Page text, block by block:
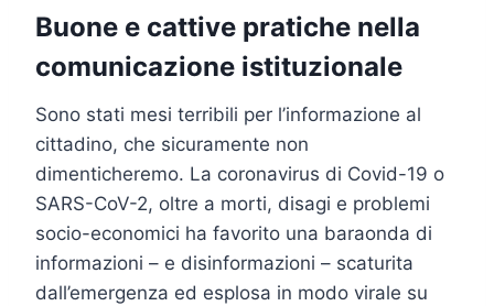
Buone e cattive pratiche nella
comunicazione istituzionale
Sono stati mesi terribili per l’informazione al
cittadino, che sicuramente non
dimenticheremo. La coronavirus di Covid-19 o
SARS-CoV-2, oltre a morti, disagi e problemi
socio-economici ha favorito una baraonda di
informazioni – e disinformazioni – scaturita
dall’emergenza ed esplosa in modo virale su